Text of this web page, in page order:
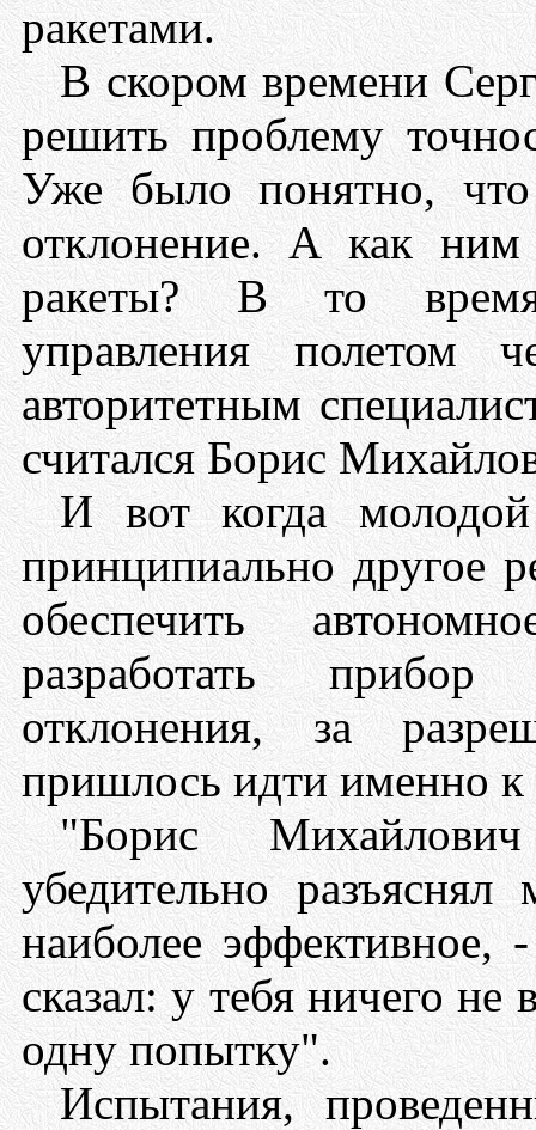
ракетами.
В скором времени
решить проблему
Уже было понятно, что
отклонение. А как ним
ракеты? В то время
управления полетом
авторитетным
считался Борис
И вот когда молодой
принципиально другое
обеспечить
разработать
отклонения, за
пришлось идти именно к
"Борис
убедительно
наиболее эффективное,
сказал: у тебя ничего
одну попытку".
Испытания,